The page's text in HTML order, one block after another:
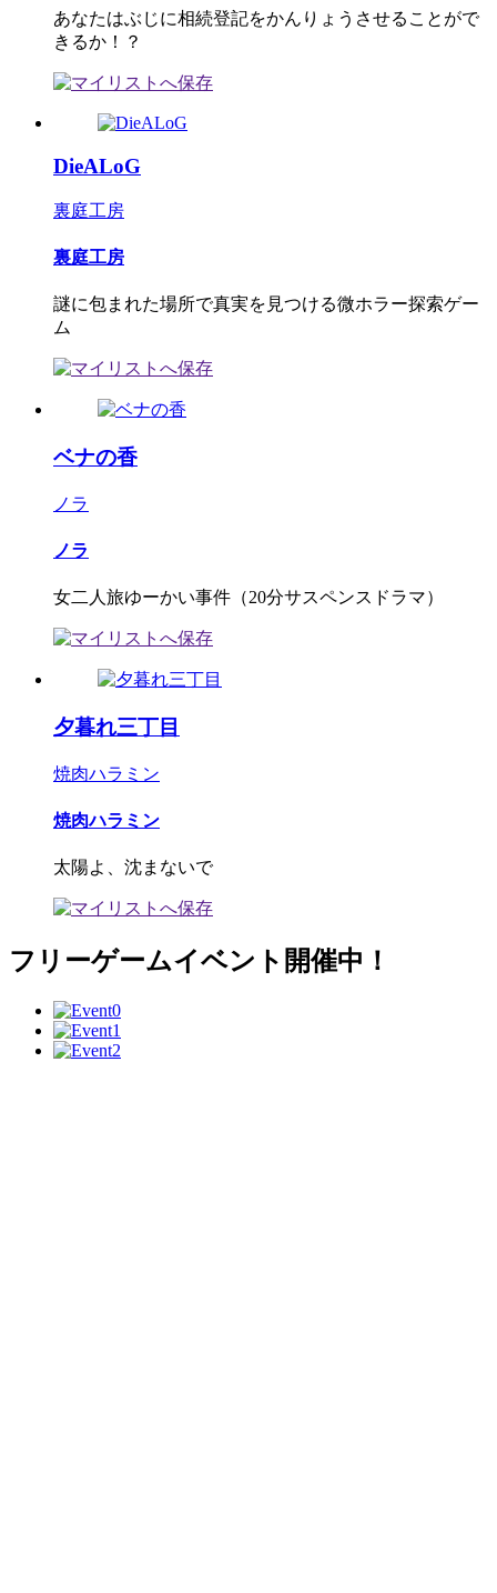
あなたはぶじに相続登記をかんりょうさせることがで
きるか！？
DieALoG
裏庭工房
裏庭工房
謎に包まれた場所で真実を見つける微ホラー探索ゲー
ム
ベナの香
ノラ
ノラ
女二人旅ゆーかい事件（20分サスペンスドラマ）
夕暮れ三丁目
焼肉ハラミン
焼肉ハラミン
太陽よ、沈まないで
フリーゲームイベント開催中！